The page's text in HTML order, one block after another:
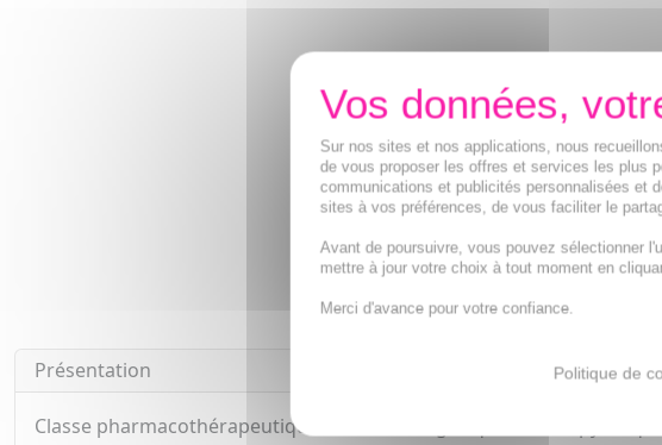
Présentation
Classe pharmacothérapeutique : Autres analgésiques et
Sur nos sites et nos applications, nous
de vous proposer les offres et services les plus
communications et publicités personnalisées et
sites à vos préférences, de vous faciliter le
Avant de poursuivre, vous pouvez sélectionner
mettre à jour votre choix à tout moment en
Merci d'avance pour votre confiance.
Politique de